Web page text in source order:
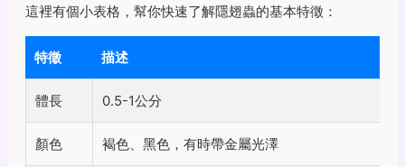
這裡有個小表格，幫你快速了解隱翅蟲的基本特徵：
特徵 描述
體長 0.5-1公分
顏色 褐色、黑色，有時帶金屬光澤